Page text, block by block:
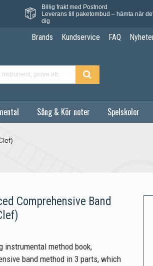
Billig frakt med Postnord
Leverans till paketombud – hämta när
dig
Brands Kundservice FAQ
Sång & Kör noter Spelskolor
Comprehensive Band
instrumental method book,
band method in 3 parts, which